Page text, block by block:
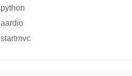
python
aardio
startmvc